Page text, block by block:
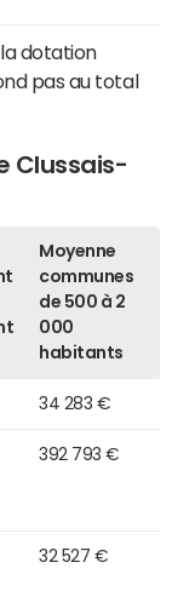
dotation
pas au total
Clussais-
Moyenne
communes
de 500 à 2
000
habitants
34 283 €
392 793 €
32 527 €